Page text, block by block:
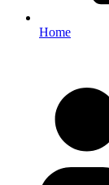
Home